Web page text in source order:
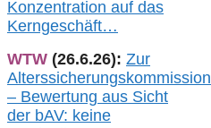
Konzentration auf das
Kerngeschäft…
WTW (26.6.26): Zur
Alterssicherungskommission
– Bewertung aus Sicht
der bAV: keine